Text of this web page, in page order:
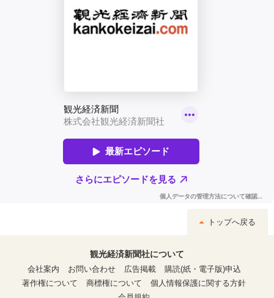
トップへ戻る
観光経済新聞社について
会社案内
お問い合わせ 広告掲載
購読(紙・電子版)申込
著作権について
商標権について
個人情報保護に関する方針